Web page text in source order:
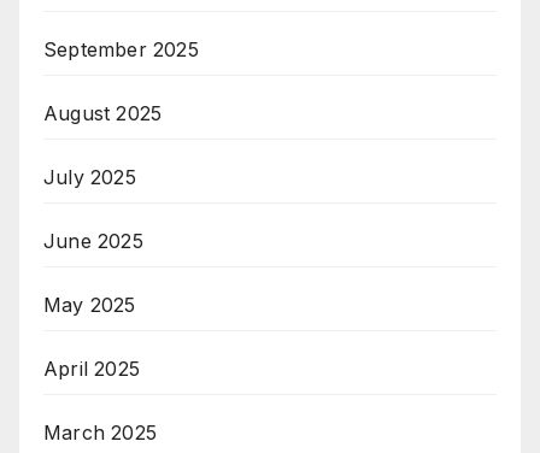
September 2025
August 2025
July 2025
June 2025
May 2025
April 2025
March 2025